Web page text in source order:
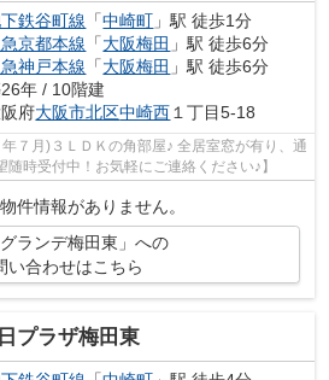
鉄谷町線 「中崎町 」駅 徒歩1分
京都本線 「大阪梅田 」駅 徒歩6分
神戸本線 「大阪梅田 」駅 徒歩6分
年 / 10階建
府大阪市北区中崎西１丁目5-18
７月)３ＬＤＫの角部屋♪ 全居室窓が有り、通
時受付中！お気軽にご連絡ください♪】
件情報がありません。
グランデ梅田東」への
い合わせはこちら
プラザ梅田東